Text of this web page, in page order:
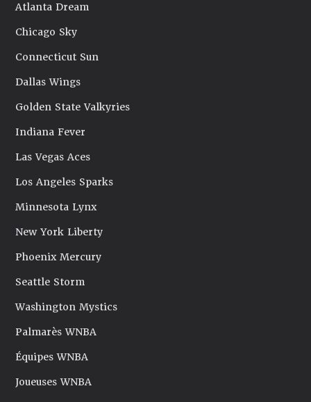
Atlanta Dream
Chicago Sky
Connecticut Sun
Dallas Wings
Golden State Valkyries
Indiana Fever
Las Vegas Aces
Los Angeles Sparks
Minnesota Lynx
New York Liberty
Phoenix Mercury
Seattle Storm
Washington Mystics
Palmarès WNBA
Équipes WNBA
Joueuses WNBA